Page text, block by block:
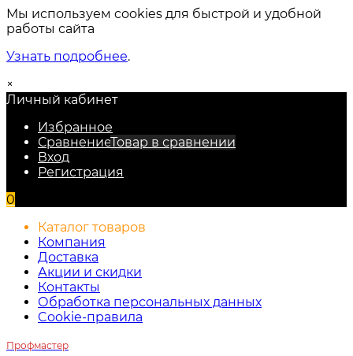
Мы используем cookies для быстрой и удобной
работы сайта
Узнать подробнее.
×
Личный кабинет
Избранное
СравнениеТовар в сравнении
Вход
Регистрация
0
Каталог товаров
Компания
Доставка
Акции и скидки
Контакты
Обработка персональных данных
Cookie-правила
Профмастер